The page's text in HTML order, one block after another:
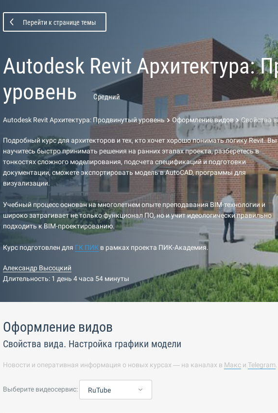
Перейти к странице темы
Autodesk Revit Архитектура:
уровень
Средний
Autodesk Revit Архитектура: Продвинутый уровень Оформление видов Свойства
Подробный курс для архитекторов и тех, кто хочет хорошо понимать логику Revit. Вы
научитесь быстро принимать решения на ранних этапах проекта, разберетесь в
тонкостях сложного моделирования, подсчета спецификаций и подготовки
документации, сможете экспортировать модель в AutoCAD, программы для
визуализации.
Учебный процесс основан на многолетнем опыте преподавания BIM-технологии и
широко затрагивает не только функционал ПО, но и учит идеологически правильно
подходить к BIM-проектированию.
Курс подготовлен для ГК ПИК в рамках проекта ПИК-Академия.
Александр Высоцкий
Длительность: 1 день 4 часа 54 минуты
Оформление видов
Свойства вида. Настройка графики модели
Новости и оперативная информация о новых курсах — на каналах в Макс и Telegram
Выберите видеосервис: RuTube